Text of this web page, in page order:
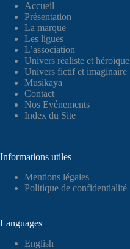
Accueil
Présentation
La marque
Les ligues
L’association
Univers réaliste et héroïque
Univers fictif et imaginaire
Musikaya
Contact
Nos Evénements
Index du Site
Informations utiles
Mentions légales
Politique de confidentialité
Languages
English